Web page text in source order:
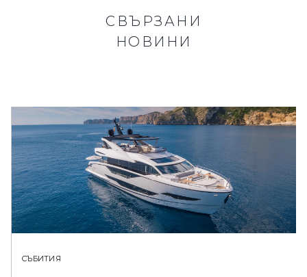
СВЪРЗАНИ
НОВИНИ
СЪБИТИЯ